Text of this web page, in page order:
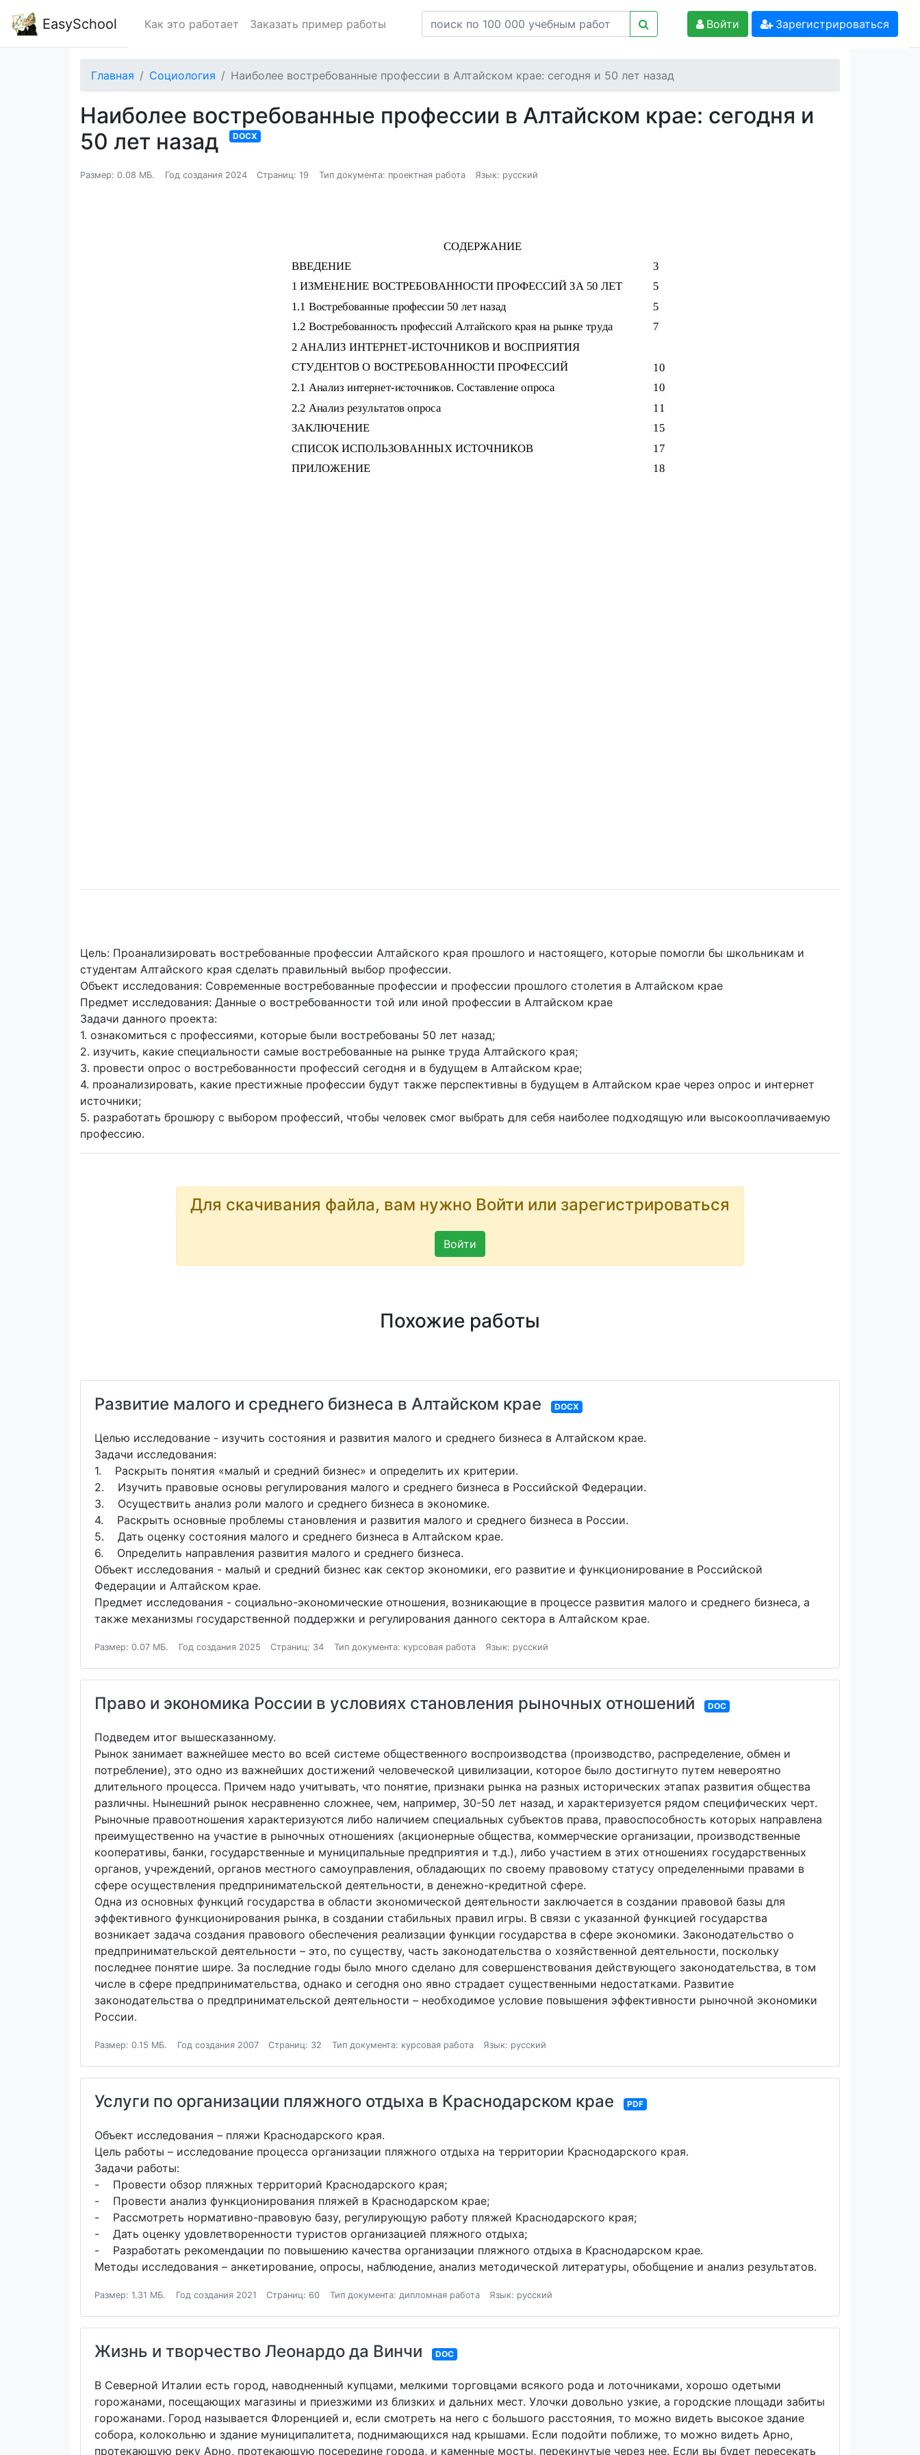
EasySchool Как это работает Заказать пример работы Войти Зарегистрироваться
Главная Социология Наиболее востребованные профессии в Алтайском крае: сегодня и 50 лет назад
Наиболее востребованные профессии в Алтайском крае: сегодня и
50 лет назад
DOCX
Размер: 0.08 МБ. Год создания 2024 Страниц: 19 Тип документа: проектная работа Язык: русский
Цель: Проанализировать востребованные профессии Алтайского края прошлого и настоящего, которые помогли бы школьникам и
студентам Алтайского края сделать правильный выбор профессии.
Объект исследования: Современные востребованные профессии и профессии прошлого столетия в Алтайском крае
Предмет исследования: Данные о востребованности той или иной профессии в Алтайском крае
Задачи данного проекта:
1. ознакомиться с профессиями, которые были востребованы 50 лет назад;
2. изучить, какие специальности самые востребованные на рынке труда Алтайского края;
3. провести опрос о востребованности профессий сегодня и в будущем в Алтайском крае;
4. проанализировать, какие престижные профессии будут также перспективны в будущем в Алтайском крае через опрос и интернет
источники;
5. разработать брошюру с выбором профессий, чтобы человек смог выбрать для себя наиболее подходящую или высокооплачиваемую
профессию.
Для скачивания файла, вам нужно Войти или зарегистрироваться
Войти
Похожие работы
Развитие малого и среднего бизнеса в Алтайском крае DOCX
Целью исследование - изучить состояния и развития малого и среднего бизнеса в Алтайском крае.
Задачи исследования:
1. Раскрыть понятия «малый и средний бизнес» и определить их критерии.
2. Изучить правовые основы регулирования малого и среднего бизнеса в Российской Федерации.
3. Осуществить анализ роли малого и среднего бизнеса в экономике.
4. Раскрыть основные проблемы становления и развития малого и среднего бизнеса в России.
5. Дать оценку состояния малого и среднего бизнеса в Алтайском крае.
6. Определить направления развития малого и среднего бизнеса.
Объект исследования - малый и средний бизнес как сектор экономики, его развитие и функционирование в Российской
Федерации и Алтайском крае.
Предмет исследования - социально-экономические отношения, возникающие в процессе развития малого и среднего бизнеса, а
также механизмы государственной поддержки и регулирования данного сектора в Алтайском крае.
Размер: 0.07 МБ. Год создания 2025 Страниц: 34 Тип документа: курсовая работа Язык: русский
Право и экономика России в условиях становления рыночных отношений DOC
Подведем итог вышесказанному.
Рынок занимает важнейшее место во всей системе общественного воспроизводства (производство, распределение, обмен и
потребление), это одно из важнейших достижений человеческой цивилизации, которое было достигнуто путем невероятно
длительного процесса. Причем надо учитывать, что понятие, признаки рынка на разных исторических этапах развития общества
различны. Нынешний рынок несравненно сложнее, чем, например, 30-50 лет назад, и характеризуется рядом специфических черт.
Рыночные правоотношения характеризуются либо наличием специальных субъектов права, правоспособность которых направлена
преимущественно на участие в рыночных отношениях (акционерные общества, коммерческие организации, производственные
кооперативы, банки, государственные и муниципальные предприятия и т.д.), либо участием в этих отношениях государственных
органов, учреждений, органов местного самоуправления, обладающих по своему правовому статусу определенными правами в
сфере осуществления предпринимательской деятельности, в денежно-кредитной сфере.
Одна из основных функций государства в области экономической деятельности заключается в создании правовой базы для
эффективного функционирования рынка, в создании стабильных правил игры. В связи с указанной функцией государства
возникает задача создания правового обеспечения реализации функции государства в сфере экономики. Законодательство о
предпринимательской деятельности – это, по существу, часть законодательства о хозяйственной деятельности, поскольку
последнее понятие шире. За последние годы было много сделано для совершенствования действующего законодательства, в том
числе в сфере предпринимательства, однако и сегодня оно явно страдает существенными недостатками. Развитие
законодательства о предпринимательской деятельности – необходимое условие повышения эффективности рыночной экономики
России.
Размер: 0.15 МБ. Год создания 2007 Страниц: 32 Тип документа: курсовая работа Язык: русский
Услуги по организации пляжного отдыха в Краснодарском крае PDF
Объект исследования – пляжи Краснодарского края.
Цель работы – исследование процесса организации пляжного отдыха на территории Краснодарского края.
Задачи работы:
- Провести обзор пляжных территорий Краснодарского края;
- Провести анализ функционирования пляжей в Краснодарском крае;
- Рассмотреть нормативно-правовую базу, регулирующую работу пляжей Краснодарского края;
- Дать оценку удовлетворенности туристов организацией пляжного отдыха;
- Разработать рекомендации по повышению качества организации пляжного отдыха в Краснодарском крае.
Методы исследования – анкетирование, опросы, наблюдение, анализ методической литературы, обобщение и анализ результатов.
Размер: 1.31 МБ. Год создания 2021 Страниц: 60 Тип документа: дипломная работа Язык: русский
Жизнь и творчество Леонардо да Винчи DOC
В Северной Италии есть город, наводненный купцами, мелкими торговцами всякого рода и лоточниками, хорошо одетыми
горожанами, посещающих магазины и приезжими из близких и дальних мест. Улочки довольно узкие, а городские площади забиты
горожанами. Город называется Флоренцией и, если смотреть на него с большого расстояния, то можно видеть высокое здание
собора, колокольню и здание муниципалитета, поднимающихся над крышами. Если подойти поближе, то можно видеть Арно,
протекающую реку Арно, протекающую посередине города, и каменные мосты, перекинутые через нее. Если вы будет пересекать